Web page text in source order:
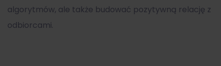
algorytmów, ale także budować pozytywną relację z
odbiorcami.